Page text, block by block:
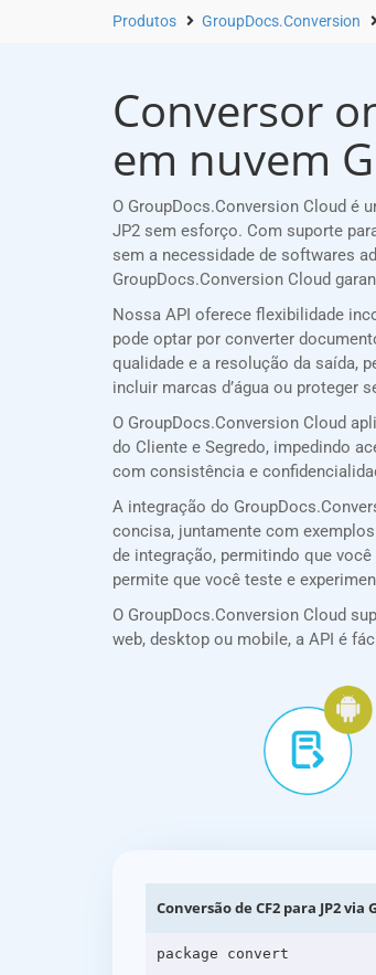
Produtos GroupDocs.Conversion
Conversor
em nuvem
O GroupDocs.Conversion Cloud é
JP2 sem esforço. Com suporte
sem a necessidade de softwares
GroupDocs.Conversion Cloud
Nossa API oferece flexibilidade
pode optar por converter
qualidade e a resolução da saída,
incluir marcas d’água ou proteger
O GroupDocs.Conversion Cloud
do Cliente e Segredo, impedindo
com consistência e
A integração do
concisa, juntamente com
de integração, permitindo que
permite que você teste e
O GroupDocs.Conversion Cloud
web, desktop ou mobile, a API é
Conversão de CF2 para JP2 via
package convert